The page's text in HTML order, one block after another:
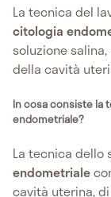
La tecnica del
citologia
soluzione
della cavità
In cosa consiste la
endometriale?
La tecnica dello
endometriale
cavità uterina,